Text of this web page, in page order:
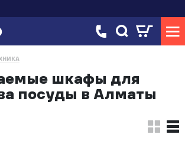
шкафы для
посуды в Алматы